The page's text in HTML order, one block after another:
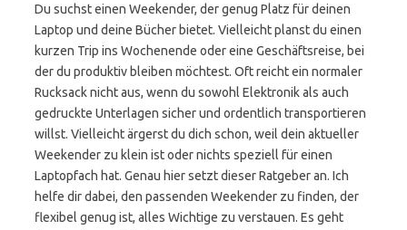
Du suchst einen Weekender, der genug Platz für deinen
Laptop und deine Bücher bietet. Vielleicht planst du einen
kurzen Trip ins Wochenende oder eine Geschäftsreise, bei
der du produktiv bleiben möchtest. Oft reicht ein normaler
Rucksack nicht aus, wenn du sowohl Elektronik als auch
gedruckte Unterlagen sicher und ordentlich transportieren
willst. Vielleicht ärgerst du dich schon, weil dein aktueller
Weekender zu klein ist oder nichts speziell für einen
Laptopfach hat. Genau hier setzt dieser Ratgeber an. Ich
helfe dir dabei, den passenden Weekender zu finden, der
flexibel genug ist, alles Wichtige zu verstauen. Es geht